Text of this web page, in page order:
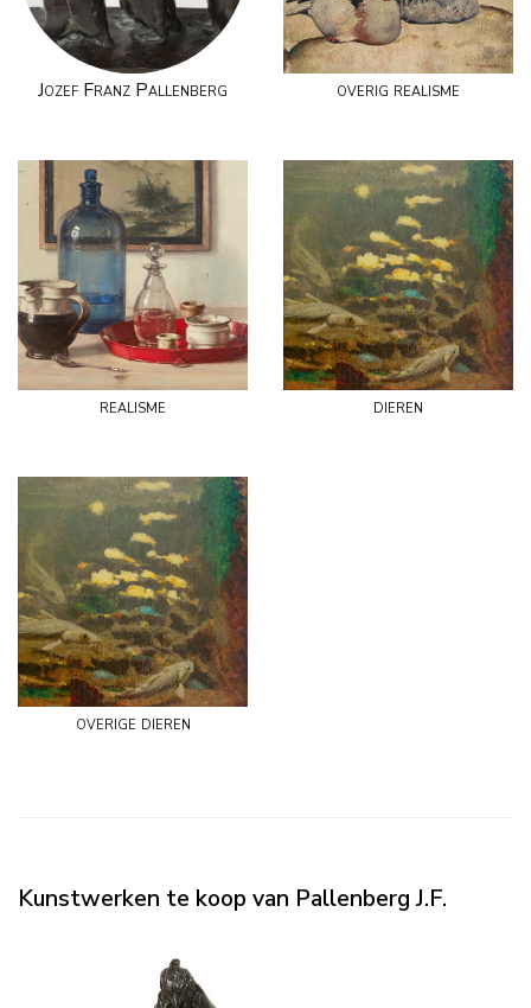
Jozef Franz Pallenberg overig realisme
realisme dieren
overige dieren
Kunstwerken te koop van Pallenberg J.F.